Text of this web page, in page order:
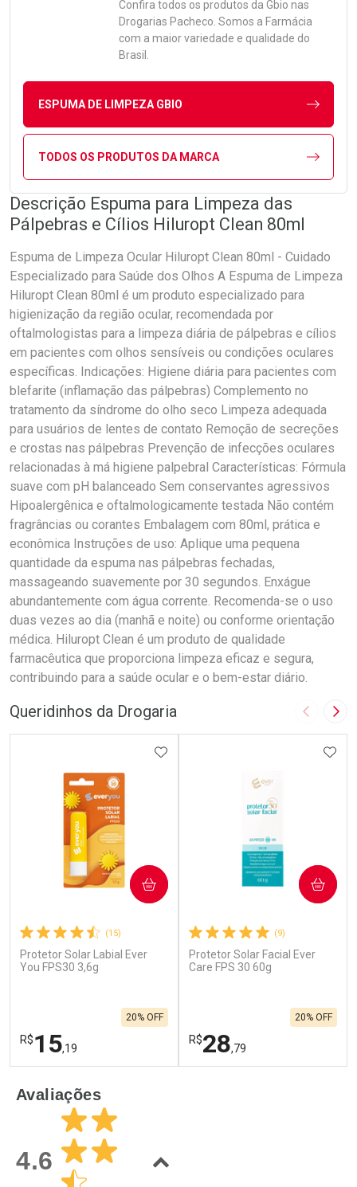
Confira todos os produtos da Gbio nas
Drogarias Pacheco. Somos a Farmácia
com a maior variedade e qualidade do
Brasil.
ESPUMA DE LIMPEZA GBIO
TODOS OS PRODUTOS DA MARCA
Descrição Espuma para Limpeza das
Pálpebras e Cílios Hiluropt Clean 80ml
Espuma de Limpeza Ocular Hiluropt Clean 80ml - Cuidado
Especializado para Saúde dos Olhos A Espuma de Limpeza
Hiluropt Clean 80ml é um produto especializado para
higienização da região ocular, recomendada por
oftalmologistas para a limpeza diária de pálpebras e cílios
em pacientes com olhos sensíveis ou condições oculares
específicas. Indicações: Higiene diária para pacientes com
blefarite (inflamação das pálpebras) Complemento no
tratamento da síndrome do olho seco Limpeza adequada
para usuários de lentes de contato Remoção de secreções
e crostas nas pálpebras Prevenção de infecções oculares
relacionadas à má higiene palpebral Características: Fórmula
suave com pH balanceado Sem conservantes agressivos
Hipoalergênica e oftalmologicamente testada Não contém
fragrâncias ou corantes Embalagem com 80ml, prática e
econômica Instruções de uso: Aplique uma pequena
quantidade da espuma nas pálpebras fechadas,
massageando suavemente por 30 segundos. Enxágue
abundantemente com água corrente. Recomenda-se o uso
duas vezes ao dia (manhã e noite) ou conforme orientação
médica. Hiluropt Clean é um produto de qualidade
farmacêutica que proporciona limpeza eficaz e segura,
contribuindo para a saúde ocular e o bem-estar diário.
Queridinhos da Drogaria Imagem
(15)
Protetor Solar Labial Ever
You FPS30 3,6g
R$15,19
20% OFF
ADICIONAR AOS FAVORITOS
COMPRAR
Laboratório
Por Menos
(9)
Protetor Solar Facial Ever
Care FPS 30 60g
R$28,79
20% OFF
COMPRAR
Avaliações
4.6